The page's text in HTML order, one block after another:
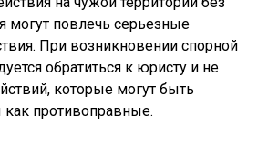
могут повлечь серьезные
При возникновении спорной
обратиться к юристу и не
которые могут быть
как противоправные.